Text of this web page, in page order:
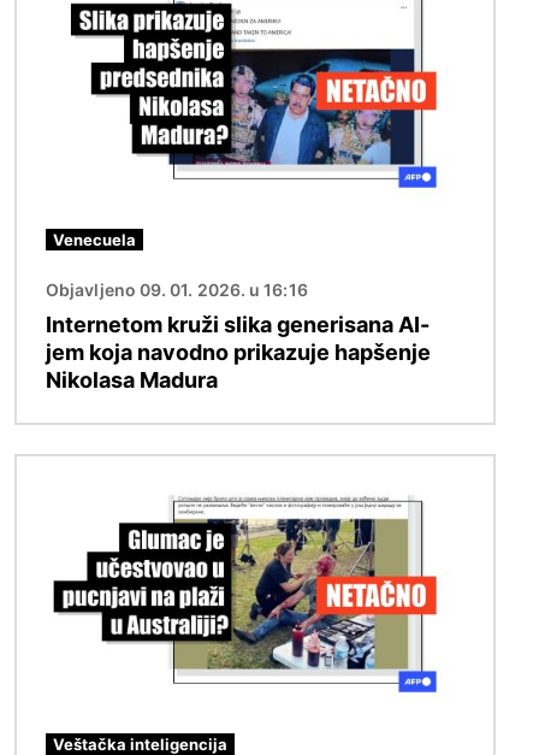
Venecuela
Objavljeno 09. 01. 2026. u 16:16
Internetom kruži slika generisana AI-
jem koja navodno prikazuje hapšenje
Nikolasa Madura
Veštačka inteligencija